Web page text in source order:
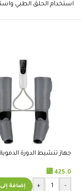
استخدام الحلق الطبي
جهاز تنشيط الدورة
⃁ 425.0
-
+ إضافة